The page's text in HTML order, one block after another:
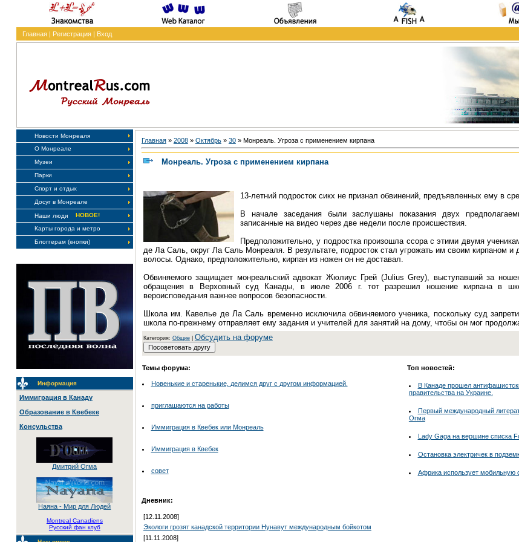
Главная| Регистрация| Вход
Новости Монреаля
О Монреале
Музеи
Парки
Спорт и отдых
Досуг в Монреале
Наши люди
НОВОЕ!
Карты города и метро
Блоггерам (кнопки)
Информация
Иммиграция в Канаду
Образование в Квебеке
Консульства
Дмитрий Огма
Наяна - Мир для Людей
Montreal Canadiens
Русский фан клуб
Главная» 2008 » Октябрь » 30» Монреаль. Угроза с применением кирпана
Монреаль. Угроза с применением кирпана
13-летний подросток сикх не признал обвинений, предъявленных ему в
В начале заседания были заслушаны показания двух
записанные на видео через две недели после происшествия.
Предположительно, у подростка произошла ссора с этими двумя
де Ла Саль, округ Ла Саль Монреаля. В результате, подросток стал угрожать им своим кирпаном
волосы. Однако, предположительно, кирпан из ножен он не доставал.
Обвиняемого защищает монреальский адвокат Жюлиус Грей (Julius Grey), выступавший за
обращения в Верховный суд Канады, в июле 2006 г. тот разрешил ношение кирпана в
вероисповедания важнее вопросов безопасности.
Школа им. Кавелье де Ла Саль временно исключила обвиняемого ученика, поскольку суд
школа по-прежнему отправляет ему задания и учителей для занятий на дому, чтобы он мог
Категория: Общие| Обсудить на форуме
Темы форума: Топ новостей:
Новенькие и старенькие, делимся друг с другом информацией.
приглашаются на работы
Иммиграция в Квебек или Монреаль
Иммиграция в Квебек
совет
В Канаде прошел
правительства на Украине.
Первый международный
Огма
Lady Gaga на вершине списка
Остановка электричек в
Африка использует мобильную
Дневник:
[12.11.2008]
Экологи грозят канадской территории Нунавут международным бойкотом
[11.11.2008]